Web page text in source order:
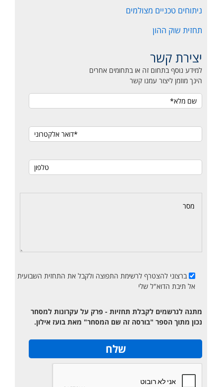
ניתוחים טכניים מצולמים
תחזית שוק ההון
יצירת קשר
למידע נוסף בתחום זה או בתחומים אחרים
הינך מוזמן ליצור עמנו קשר
ברצוני להצטרף לרשימת התפוצה ולקבל את התחזית השבועית
אל תיבת הדוא"ל שלי
מתנה לנרשמים לקבלת תחזיות - פרק על עקרונות למסחר
נכון מתוך הספר "בורסה זה שם המסחר" מאת בועז אילון.